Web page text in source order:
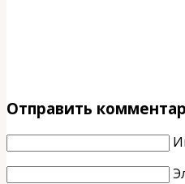
Отправить